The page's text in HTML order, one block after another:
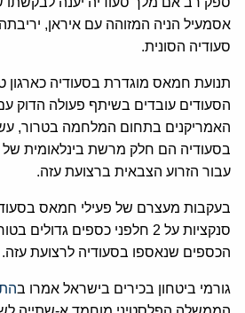
אסמעיל הניה המזוהה עם איראן,
סעודיה הסונית.
תנועת חמאס מוגדרת בסעודיה כארגון
הסעודים עובדים בשיתף פעולה הדוק
האמריקנים בתחום המלחמה בטרור,
בסעודיה הם חלק מרשת בינלאומית
עבור הזרוע הצבאית ברצועת עזה.
בעקבות מעצרם של פעילי חמאס
סנקציות על 2 חלפני כספים
הכספים שנאספו בסעודיה לרצועת עזה.
גורמי ביטחון בכירים בישראל אמרו ב